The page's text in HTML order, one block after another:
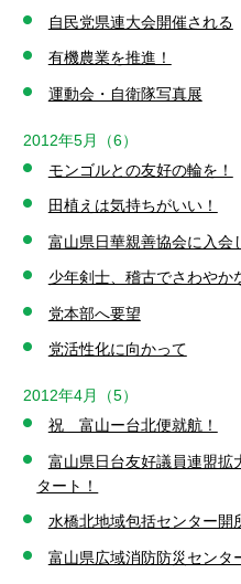
自民党県連大会開催される
有機農業を推進！
運動会・自衛隊写真展
2012年5月（6）
モンゴルとの友好の輪を！
田植えは気持ちがいい！
富山県日華親善協会に入会
少年剣士、稽古でさわやか
党本部へ要望
党活性化に向かって
2012年4月（5）
祝 富山ー台北便就航！
富山県日台友好議員連盟拡
タート！
水橋北地域包括センター開
富山県広域消防防災センタ